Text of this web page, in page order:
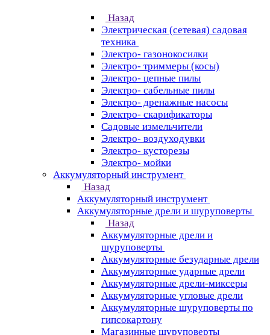
Назад
Электрическая (сетевая) садовая
техника
Электро- газонокосилки
Электро- триммеры (косы)
Электро- цепные пилы
Электро- сабельные пилы
Электро- дренажные насосы
Электро- скарификаторы
Садовые измельчители
Электро- воздуходувки
Электро- кусторезы
Электро- мойки
Аккумуляторный инструмент
Назад
Аккумуляторный инструмент
Аккумуляторные дрели и шуруповерты
Назад
Аккумуляторные дрели и
шуруповерты
Аккумуляторные безударные дрели
Аккумуляторные ударные дрели
Аккумуляторные дрели-миксеры
Аккумуляторные угловые дрели
Аккумуляторные шуруповерты по
гипсокартону
Магазинные шуруповерты